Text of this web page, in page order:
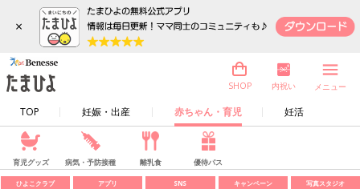
×
TOP 妊娠・出産 赤ちゃん・育児 妊活
SHOP 内祝い メニュー
育児グッズ 病気・予防接種 離乳食 優待パス
ひよこクラブ アプリ SNS キャンペーン 写真スタジオ